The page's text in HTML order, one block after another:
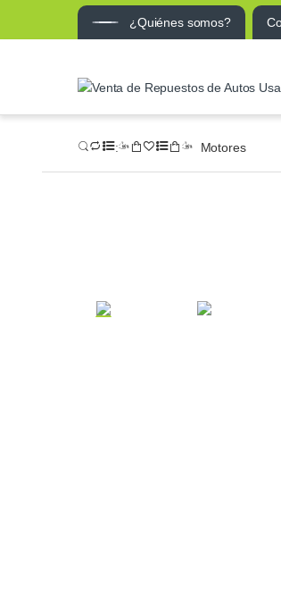
¿Quiénes somos?
Motores